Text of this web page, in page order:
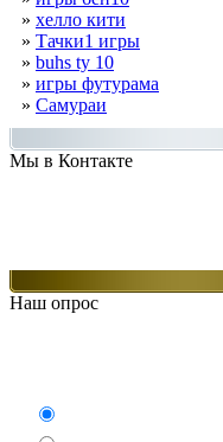
» хелло кити
» Тачки1 игры
» buhs ty 10
» игры футурама
» Самураи
Мы в Контакте
Наш опрос